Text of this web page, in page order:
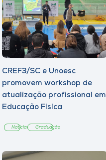
CREF3/SC e Unoesc
promovem workshop de
atualização profissional em
Educação Física
Notícia Graduação